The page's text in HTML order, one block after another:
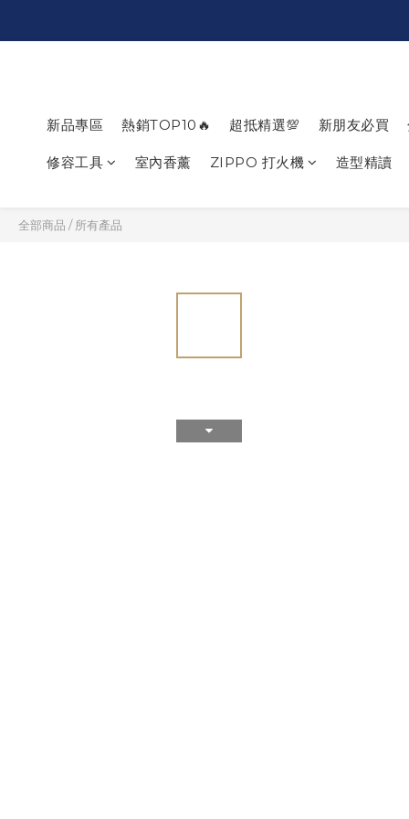
新品專區 熱銷TOP10🔥 超抵精選💯 新朋友必買
修容工具 室內香薰 ZIPPO 打火機 造型精讀
全部商品 /所有產品